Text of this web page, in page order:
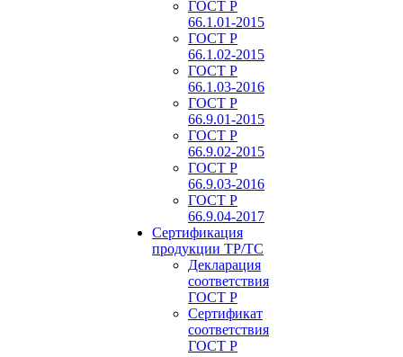
ГОСТ Р
66.1.01-2015
ГОСТ Р
66.1.02-2015
ГОСТ Р
66.1.03-2016
ГОСТ Р
66.9.01-2015
ГОСТ Р
66.9.02-2015
ГОСТ Р
66.9.03-2016
ГОСТ Р
66.9.04-2017
Сертификация
продукции ТР/ТС
Декларация
соответствия
ГОСТ Р
Сертификат
соответствия
ГОСТ Р